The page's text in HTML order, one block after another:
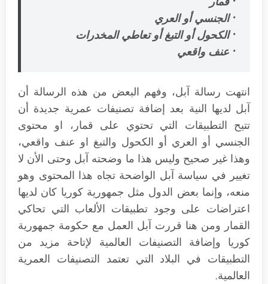
• الجنسي أو العري
• الكحول أو التبغ أو تعاطي المخدرات
• عنف واقعي
انتهت رسالة آبل، وفهم البعض من هذه الرسالة أن
آبل لديها النية بعد إضافة تصنيفات عمرية جديدة أن
تتيح التطبيقات التي تحتوي على قمار، او محتوى
الجنسي أو العري أو الكحول والتبغ او عنف واقعي،
وهذا غير صحيح وليس هذا ما وضحته آبل وحتى الأن لا
تغيير في سياسة آبل الواضحة تجاه هذا المحتوى وهو
منعه، وإنما بعض الدول مثل جمهورية كوريا كان لديها
اعتراضات على وجود تطبيقات الألعاب التي تحاكي
القمار ومن هنا قررت آبل العمل مع حكومة جمهورية
كوريا وإضافة التصنيفات العالمية لإتاحة مزيد من
التطبيقات في البلاد التي تعتمد التصنيفات العمرية
العالمية.